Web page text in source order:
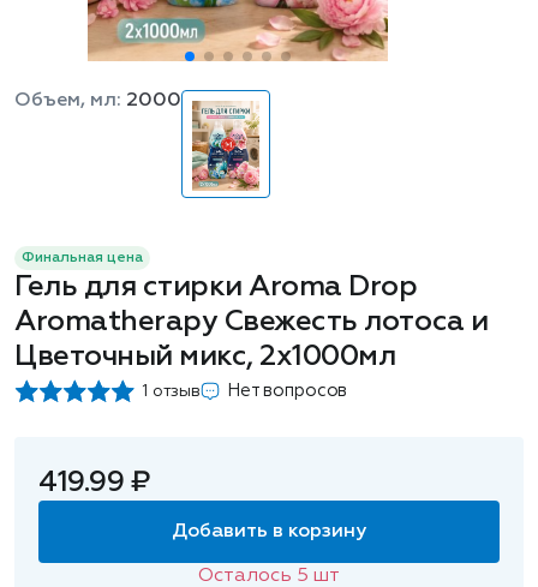
Финальная цена
Гель для стирки Aroma Drop
Aromatherapy Свежесть лотоса и
Цветочный микс, 2х1000мл
1 отзыв Нет вопросов
Объем, мл: 2000
419.99 ₽
Добавить в корзину
Осталось 5 шт